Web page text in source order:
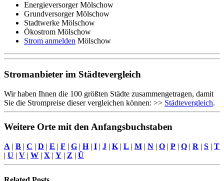
Energieversorger Mölschow
Grundversorger Mölschow
Stadtwerke Mölschow
Ökostrom Mölschow
Strom anmelden Mölschow
Stromanbieter im Städtevergleich
Wir haben Ihnen die 100 größten Städte zusammengetragen, damit
Sie die Strompreise dieser vergleichen können: >> Städtevergleich.
Weitere Orte mit den Anfangsbuchstaben
A | B | C | D | E | F | G | H| I | J | K | L | M | N | O | P | Q | R | S | T
| U | V | W | X | Y | Z | Ü